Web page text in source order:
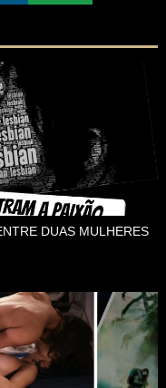
DUAS MULHERES